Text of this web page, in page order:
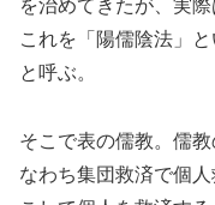
を治めてきたが、実
これを「陽儒陰法」
と 呼ぶ。
そこで表の儒教。儒
なわち集団救済で個